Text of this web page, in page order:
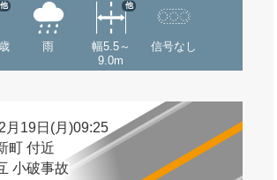
他
雨
幅5.5～
9.0m
他
信号なし
月19日(月)09:25
町 付近
小破事故